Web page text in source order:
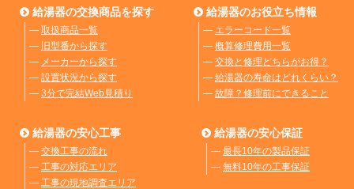
給湯器の交換商品を探す
― 取扱商品一覧
― 旧型番から探す
― メーカーから探す
― 設置状況から探す
― 3分で完結Web見積り
給湯器のお役立ち情報
― エラーコード一覧
― 概算修理費用一覧
― 交換と修理どちらがお得？
― 給湯器の寿命はどれくらい？
― 故障？修理前にできること
給湯器の安心工事
― 交換工事の流れ
― 工事の対応エリア
― 工事の現地調査エリア
給湯器の安心保証
― 最長10年の製品保証
― 無料10年の工事保証